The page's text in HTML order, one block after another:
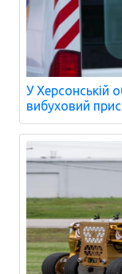
У Херсонській
вибуховий